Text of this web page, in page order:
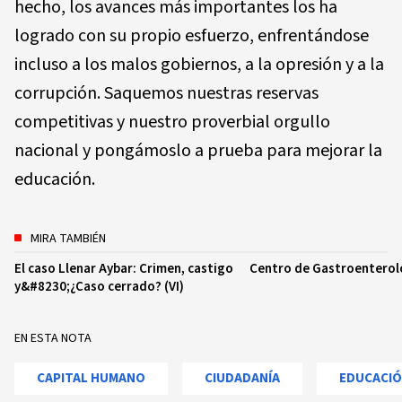
hecho, los avances más importantes los ha
logrado con su propio esfuerzo, enfrentándose
incluso a los malos gobiernos, a la opresión y a la
corrupción. Saquemos nuestras reservas
competitivas y nuestro proverbial orgullo
nacional y pongámoslo a prueba para mejorar la
educación.
MIRA TAMBIÉN
El caso Llenar Aybar: Crimen, castigo
y&#8230;¿Caso cerrado? (VI)
Centro de
EN ESTA NOTA
CAPITAL HUMANO CIUDADANÍA